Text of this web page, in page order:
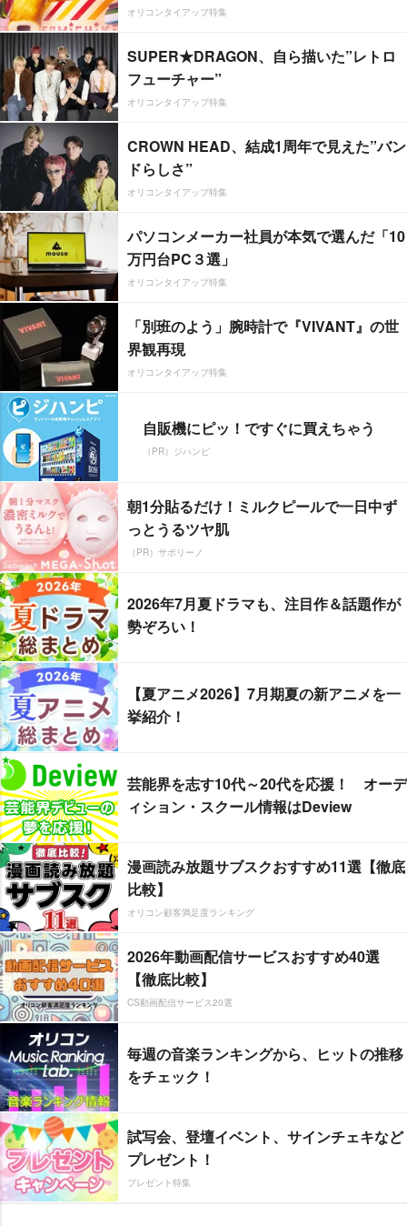
オリコンタイアップ特集
SUPER★DRAGON、自ら描いた”レトロ
フューチャー”
オリコンタイアップ特集
CROWN HEAD、結成1周年で見えた”バン
ドらしさ”
オリコンタイアップ特集
パソコンメーカー社員が本気で選んだ「10
万円台PC３選」
オリコンタイアップ特集
「別班のよう」腕時計で『VIVANT』の世
界観再現
オリコンタイアップ特集
自販機にピッ！ですぐに買えちゃう
（PR）ジハンピ
朝1分貼るだけ！ミルクピールで一日中ず
っとうるツヤ肌
（PR）サボリーノ
2026年7月夏ドラマも、注目作＆話題作が
勢ぞろい！
【夏アニメ2026】7月期夏の新アニメを一
挙紹介！
芸能界を志す10代～20代を応援！ オーデ
ィション・スクール情報はDeview
漫画読み放題サブスクおすすめ11選【徹底
比較】
オリコン顧客満足度ランキング
2026年動画配信サービスおすすめ40選
【徹底比較】
CS動画配信サービス20選
毎週の音楽ランキングから、ヒットの推移
をチェック！
試写会、登壇イベント、サインチェキなど
プレゼント！
プレゼント特集